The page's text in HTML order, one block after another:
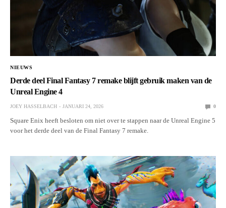
NIEUWS
Derde deel Final Fantasy 7 remake blijft gebruik maken van de
Unreal Engine 4
JOEY HASSELBACH JANUARI 24, 2026 0
Square Enix heeft besloten om niet over te stappen naar de Unreal Engine 5
voor het derde deel van de Final Fantasy 7 remake.